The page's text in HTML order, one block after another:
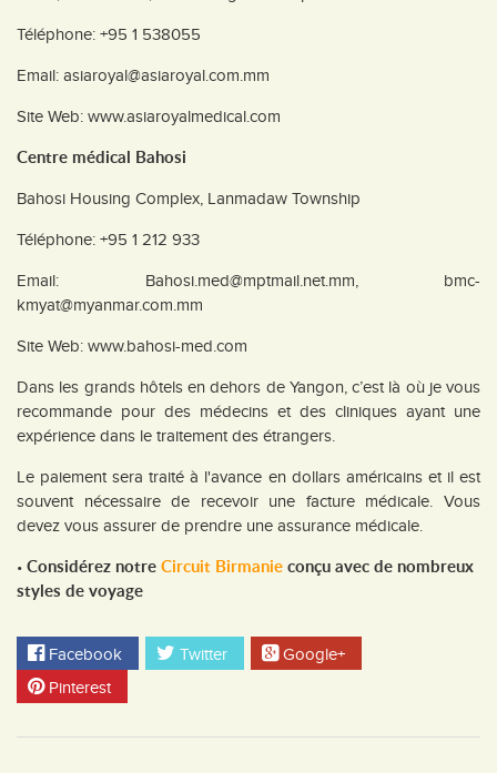
Téléphone: +95 1 538055
Email: asiaroyal@asiaroyal.com.mm
Site Web: www.asiaroyalmedical.com
Centre médical Bahosi
Bahosi Housing Complex, Lanmadaw Township
Téléphone: +95 1 212 933
Email: Bahosi.med@mptmail.net.mm, bmc-
kmyat@myanmar.com.mm
Site Web: www.bahosi-med.com
Dans les grands hôtels en dehors de Yangon, c’est là où je vous
recommande pour des médecins et des cliniques ayant une
expérience dans le traitement des étrangers.
Le paiement sera traité à l'avance en dollars américains et il est
souvent nécessaire de recevoir une facture médicale. Vous
devez vous assurer de prendre une assurance médicale.
• Considérez notreCircuit Birmanieconçu avec de nombreux
styles de voyage
Facebook Twitter
Google+
Pinterest